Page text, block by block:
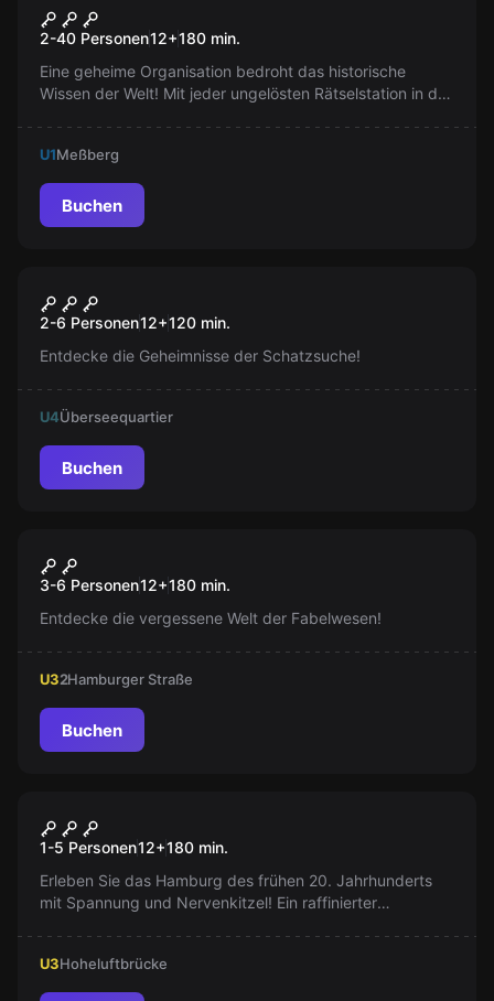
Neu
Rätselspaziergang
2-40 Personen12+180 min.
Eine geheime Organisation bedroht das historische
Wissen der Welt! Mit jeder ungelösten Rätselstation in der
ans Licht bringen, bevor es zu spät ist?
U1Meßberg
Buchen
Neu
Schatzsuche
2-6 Personen12+120 min.
Entdecke die Geheimnisse der Schatzsuche!
U4Überseequartier
Buchen
Neu
Magisches Portal
3-6 Personen12+180 min.
Entdecke die vergessene Welt der Fabelwesen!
U32Hamburger Straße
Buchen
Neu
Schnappt Meisterdieb Manni
Klunker!
1-5 Personen12+180 min.
Erleben Sie das Hamburg des frühen 20. Jahrhunderts
mit Spannung und Nervenkitzel! Ein raffinierter
rechtzeitig zu stoppen und die große Eröffnung zu
retten?
U3Hoheluftbrücke